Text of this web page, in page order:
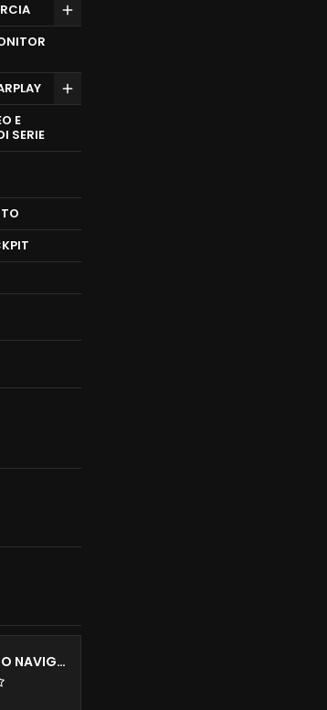
E
SERIE
AUTORADIO NAVIGATORE R56 57 60 ANDROID 12.0 QUADCORE WIFI 2GB RAM 16GB ROM